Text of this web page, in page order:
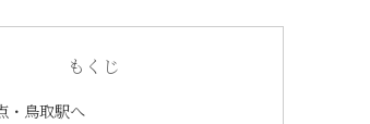
もくじ
・鳥取駅へ